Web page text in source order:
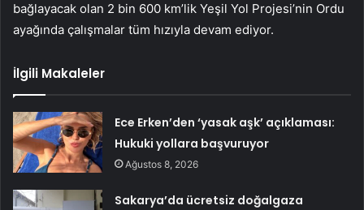
bağlayacak olan 2 bin 600 km’lik Yeşil Yol Projesi’nin Ordu
ayağında çalışmalar tüm hızıyla devam ediyor.
İlgili Makaleler
Ece Erken’den ‘yasak aşk’ açıklaması:
Hukuki yollara başvuruyor
Ağustos 8, 2026
Sakarya’da ücretsiz doğalgaza